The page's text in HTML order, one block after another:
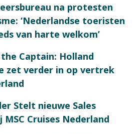
na protesten
‘Nederlandse toeristen
van harte welkom’
Captain: Holland
zet verder in op vertrek
Stelt nieuwe Sales
MSC Cruises Nederland